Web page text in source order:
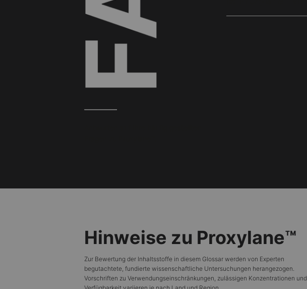
Hinweise zu Proxylane™
Zur Bewertung der Inhaltsstoffe in diesem Glossar werden von Experten
begutachtete, fundierte wissenschaftliche Untersuchungen herangezogen.
Vorschriften zu Verwendungseinschränkungen, zulässigen Konzentrationen und